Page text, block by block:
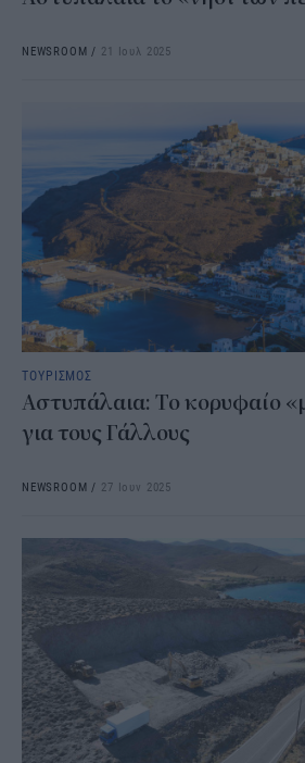
NEWSROOM / 21 Ιουλ 2025
ΤΟΥΡΙΣΜΟΣ
Αστυπάλαια: Το κορυφαίο
για τους Γάλλους
NEWSROOM / 27 Ιουν 2025